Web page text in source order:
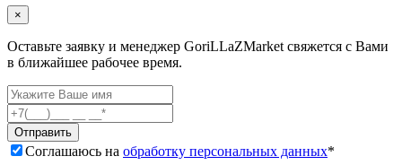
×
Оставьте заявку и менеджер GoriLLaZMarket свяжется с Вами
в ближайшее рабочее время.
Соглашаюсь на обработку персональных данных*